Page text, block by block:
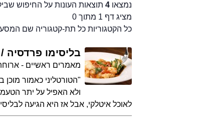
נמצאו 4תוצאות העונות על החיפוש
מציג דף 1 מתוך 0
כל הקטגוריות כל תת-קטגוריה שם
בליסימו פרדסיה
מאמרים ראשיים -
"הטורטליני כאמור
ולא האפיל על יתר
לאוכל איטלקי, אבל אז היא הגיעה